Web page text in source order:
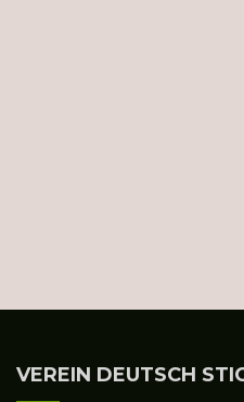
VEREIN DEUTSCH